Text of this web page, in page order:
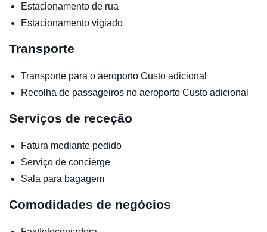
Estacionamento de rua
Estacionamento vigiado
Transporte
Transporte para o aeroporto Custo adicional
Recolha de passageiros no aeroporto Custo adicional
Serviços de receção
Fatura mediante pedido
Serviço de concierge
Sala para bagagem
Comodidades de negócios